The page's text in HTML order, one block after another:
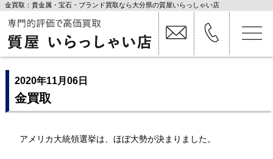
金買取：貴金属・宝石・ブランド買取なら大分県の質屋いらっしゃい店
2020年11月06日
金買取
アメリカ大統領選挙は、ほぼ大勢が決まりました。